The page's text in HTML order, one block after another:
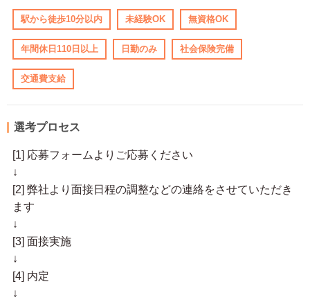
駅から徒歩10分以内 未経験OK 無資格OK
年間休日110日以上 日勤のみ 社会保険完備
交通費支給
選考プロセス
[1] 応募フォームよりご応募ください
↓
[2] 弊社より面接日程の調整などの連絡をさせていただき
ます
↓
[3] 面接実施
↓
[4] 内定
↓